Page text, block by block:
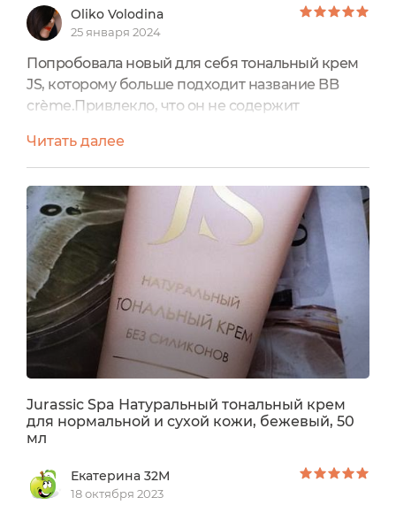
Oliko Volodina
25 января 2024
Попробовала новый для себя тональный крем
JS, которому больше подходит название BB
crème.Привлекло, что он не содержит
выбеливаетМожно использовать
самостоятельно как BB или как праймер под
другой тонМного положительных отзывовВ
целом, крем мне понравился и выполняет свои
обещания, но если есть «проблемки» с кожей,
то, данный BBне все скрывает (что и не...
Читать далее
Jurassic Spa Натуральный тональный крем
для нормальной и сухой кожи, бежевый, 50
мл
Екатерина 32М
18 октября 2023